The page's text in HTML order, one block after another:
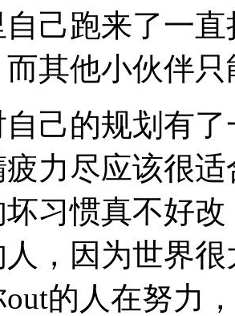
己跑来了一
其他小伙伴
己的规划有
力尽应该很
坏习惯真不好
，因为世界
的人在努力